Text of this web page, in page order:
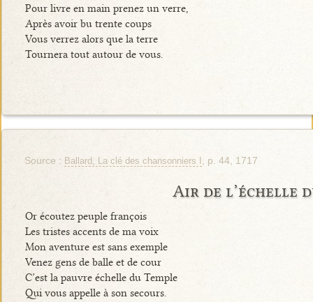
Pour livre en main prenez un verre,
Après avoir bu trente coups
Vous verrez alors que la terre
Tournera tout autour de vous.
Source : Ballard, La clé des chansonniers I , p. 44, 1717
Air de l’échelle
Or écoutez peuple françois
Les tristes accents de ma voix
Mon aventure est sans exemple
Venez gens de balle et de cour
C’est la pauvre échelle du Temple
Qui vous appelle à son secours.